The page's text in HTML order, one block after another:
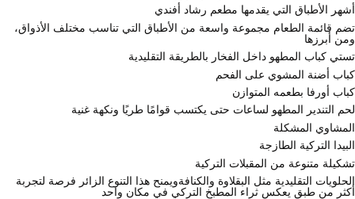
أشهر الأطباق التي يقدمها مطعم رشاد أفندي
تضم قائمة الطعام مجموعة واسعة من الأطباق التي تناسب مختلف الأذواق،
ومن أبرزها
تستي كباب المطهو داخل الفخار بالطريقة التقليدية
كباب أضنة المشوي على الفحم
كباب أورفا بطعمه المتوازن
لحم التندير المطهو لساعات حتى يكتسب قوامًا طريًا ونكهة غنية
المشاوي المشكلة
البيدا التركية الطازجة
تشكيلة متنوعة من المقبلات التركية
الحلويات التقليدية مثل البقلاوة والكنافةويمنح هذا التنوع الزائر فرصة لتجربة
أكثر من طبق يعكس ثراء المطبخ التركي في مكان واحد